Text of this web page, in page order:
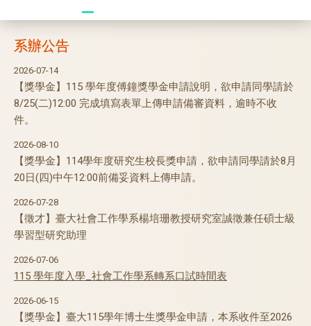
系辦公告
2026-07-14
【獎學金】115 學年度傅鐘獎學金申請說明，欲申請同學請於
8/25(二)12:00 完成填寫表單上傳申請備審資料，逾時不收
件。
2026-08-10
【獎學金】114學年度研究生校長獎申請，欲申請同學請於8月
20日(四)中午12:00前備妥資料上傳申請。
2026-07-28
【徵才】臺大社會工作學系楊培珊教授研究室誠徵兼任碩士級
學習型研究助理
2026-07-06
115 學年度入學_社會工作學系轉系口試時間表
2026-06-15
【獎學金】臺大115學年博士生獎學金申請，本系收件至2026